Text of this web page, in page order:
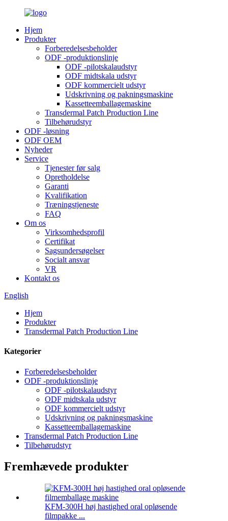
Hjem
Produkter
Forberedelsesbeholder
ODF -produktionslinje
ODF -pilotskalaudstyr
ODF midtskala udstyr
ODF kommercielt udstyr
Udskrivning og pakningsmaskine
Kassetteemballagemaskine
Transdermal Patch Production Line
Tilbehørudstyr
ODF -løsning
ODF OEM
Nyheder
Service
Tjenester før salg
Opretholdelse
Garanti
Kvalifikation
Træningstjeneste
FAQ
Om os
Virksomhedsprofil
Certifikat
Sagsundersøgelser
Socialt ansvar
VR
Kontakt os
English
Hjem
Produkter
Transdermal Patch Production Line
Kategorier
Forberedelsesbeholder
ODF -produktionslinje
ODF -pilotskalaudstyr
ODF midtskala udstyr
ODF kommercielt udstyr
Udskrivning og pakningsmaskine
Kassetteemballagemaskine
Transdermal Patch Production Line
Tilbehørudstyr
Fremhævede produkter
KFM-300H høj hastighed oral opløsende
filmpakke ...